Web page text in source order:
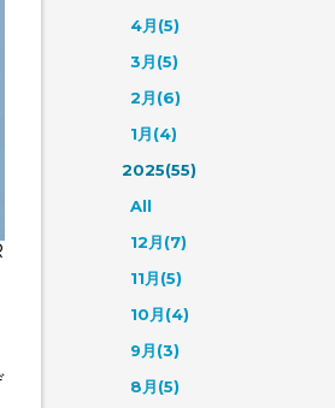
4月(5)
3月(5)
2月(6)
1月(4)
2025(55)
All
12月(7)
11月(5)
10月(4)
9月(3)
8月(5)